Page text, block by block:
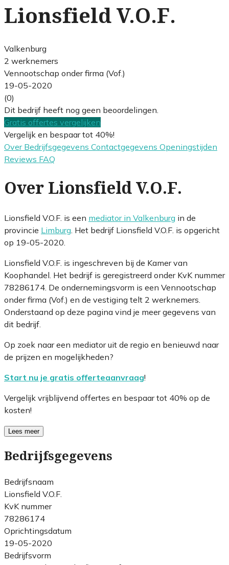
Lionsfield V.O.F.
Valkenburg
2 werknemers
Vennootschap onder firma (Vof.)
19-05-2020
(0)
Dit bedrijf heeft nog geen beoordelingen.
Gratis offertes vergelijken
Vergelijk en bespaar tot 40%!
Over Bedrijfsgegevens Contactgegevens Openingstijden
Reviews FAQ
Over Lionsfield V.O.F.
Lionsfield V.O.F. is een mediator in Valkenburg in de
provincie Limburg . Het bedrijf Lionsfield V.O.F. is opgericht
op 19-05-2020.
Lionsfield V.O.F. is ingeschreven bij de Kamer van
Koophandel. Het bedrijf is geregistreerd onder KvK nummer
78286174. De ondernemingsvorm is een Vennootschap
onder firma (Vof.) en de vestiging telt 2 werknemers.
Onderstaand op deze pagina vind je meer gegevens van
dit bedrijf.
Op zoek naar een mediator uit de regio en benieuwd naar
de prijzen en mogelijkheden?
Start nu je gratis offerteaanvraag!
Vergelijk vrijblijvend offertes en bespaar tot 40% op de
kosten!
Lees meer
Bedrijfsgegevens
Bedrijfsnaam
Lionsfield V.O.F.
KvK nummer
78286174
Oprichtingsdatum
19-05-2020
Bedrijfsvorm